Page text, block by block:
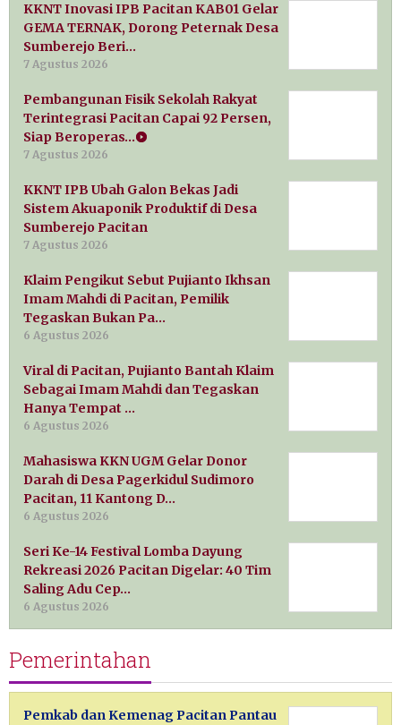
KKNT Inovasi IPB Pacitan KAB01 Gelar
GEMA TERNAK, Dorong Peternak Desa
Sumberejo Beri…
7 Agustus 2026
Pembangunan Fisik Sekolah Rakyat
Terintegrasi Pacitan Capai 92 Persen,
Siap Beroperas…
7 Agustus 2026
KKNT IPB Ubah Galon Bekas Jadi
Sistem Akuaponik Produktif di Desa
Sumberejo Pacitan
7 Agustus 2026
Klaim Pengikut Sebut Pujianto Ikhsan
Imam Mahdi di Pacitan, Pemilik
Tegaskan Bukan Pa…
6 Agustus 2026
Viral di Pacitan, Pujianto Bantah Klaim
Sebagai Imam Mahdi dan Tegaskan
Hanya Tempat …
6 Agustus 2026
Mahasiswa KKN UGM Gelar Donor
Darah di Desa Pagerkidul Sudimoro
Pacitan, 11 Kantong D…
6 Agustus 2026
Seri Ke-14 Festival Lomba Dayung
Rekreasi 2026 Pacitan Digelar: 40 Tim
Saling Adu Cep…
6 Agustus 2026
Pemerintahan
Pemkab dan Kemenag Pacitan Pantau